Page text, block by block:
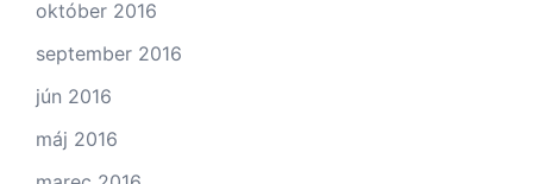
október 2016
september 2016
jún 2016
máj 2016